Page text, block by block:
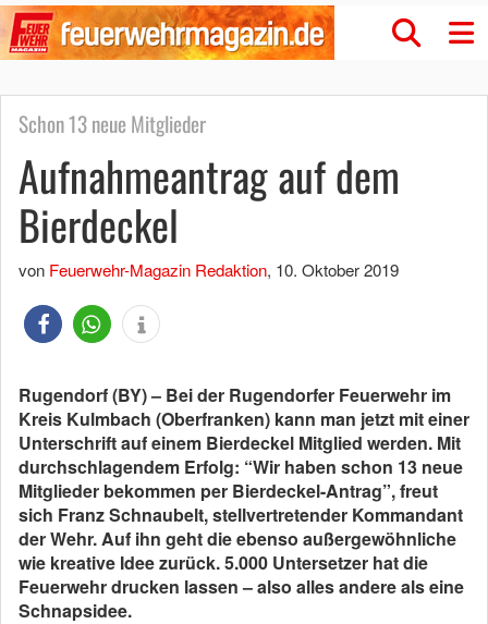
Schon 13 neue Mitglieder
Aufnahmeantrag auf dem
Bierdeckel
von Feuerwehr-Magazin Redaktion, 10. Oktober 2019
Rugendorf (BY) – Bei der Rugendorfer Feuerwehr im
Kreis Kulmbach (Oberfranken) kann man jetzt mit einer
Unterschrift auf einem Bierdeckel Mitglied werden. Mit
durchschlagendem Erfolg: “Wir haben schon 13 neue
Mitglieder bekommen per Bierdeckel-Antrag”, freut
sich Franz Schnaubelt, stellvertretender Kommandant
der Wehr. Auf ihn geht die ebenso außergewöhnliche
wie kreative Idee zurück. 5.000 Untersetzer hat die
Feuerwehr drucken lassen – also alles andere als eine
Schnapsidee.